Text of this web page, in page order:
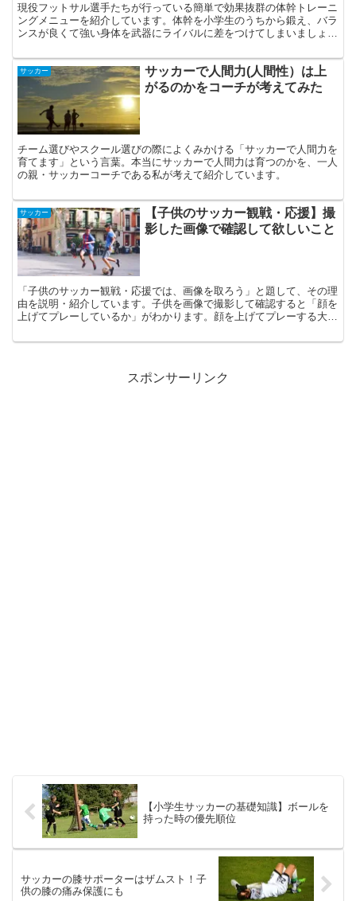
現役フットサル選手たちが行っている簡単で効果抜群の体幹トレーニ
ングメニューを紹介しています。体幹を小学生のうちから鍛え、バラ
ンスが良くて強い身体を武器にライバルに差をつけてしまいましょ
サッカー
サッカーで人間力(人間性）は上
がるのかをコーチが考えてみた
チーム選びやスクール選びの際によくみかける「サッカーで人間力を
育てます」という言葉。本当にサッカーで人間力は育つのかを、一人
の親・サッカーコーチである私が考えて紹介しています。
サッカー
【子供のサッカー観戦・応援】撮
影した画像で確認して欲しいこと
「子供のサッカー観戦・応援では、画像を取ろう」と題して、その理
由を説明・紹介しています。子供を画像で撮影して確認すると「顔を
上げてプレーしているか」がわかります。顔を上げてプレーする大事
スポンサーリンク
【小学生サッカーの基礎知識】ボールを
持った時の優先順位
サッカーの膝サポーターはザムスト！子
供の膝の痛み保護にも